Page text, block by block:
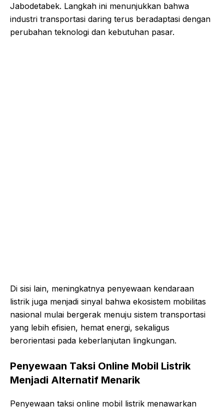
Jabodetabek. Langkah ini menunjukkan bahwa
industri transportasi daring terus beradaptasi dengan
perubahan teknologi dan kebutuhan pasar.
Di sisi lain, meningkatnya penyewaan kendaraan
listrik juga menjadi sinyal bahwa ekosistem mobilitas
nasional mulai bergerak menuju sistem transportasi
yang lebih efisien, hemat energi, sekaligus
berorientasi pada keberlanjutan lingkungan.
Penyewaan Taksi Online Mobil Listrik
Menjadi Alternatif Menarik
Penyewaan taksi online mobil listrik menawarkan